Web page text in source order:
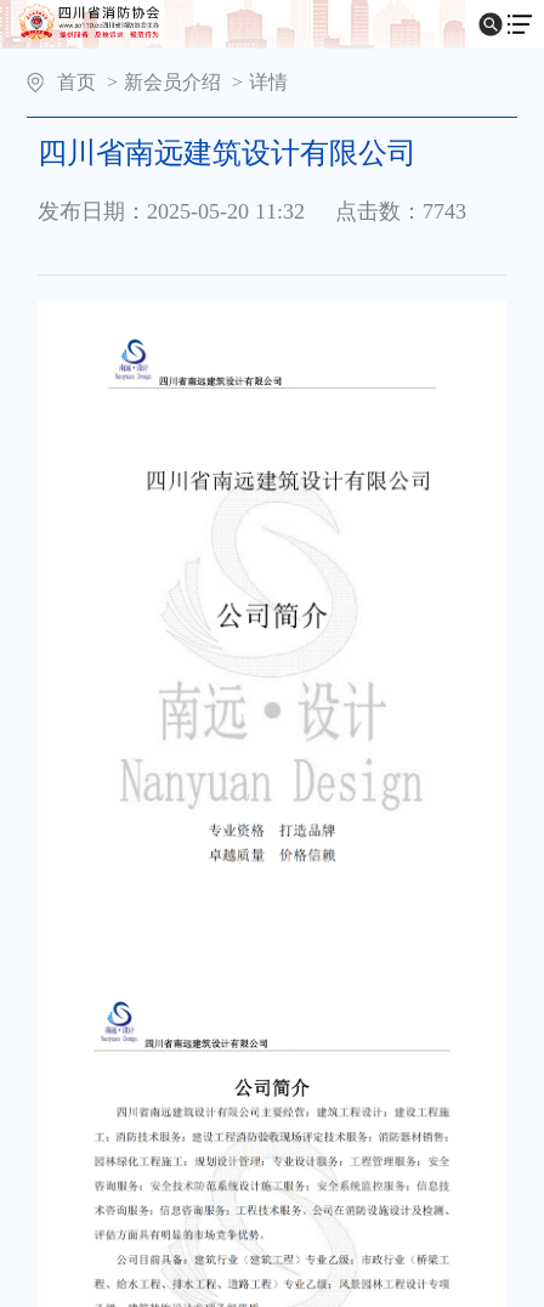
首页 > 新会员介绍 > 详情
四川省南远建筑设计有限公司
发布日期：2025-05-20 11:32 点击数：7743